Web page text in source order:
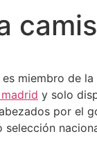
miembro de
y solo
por el
selección